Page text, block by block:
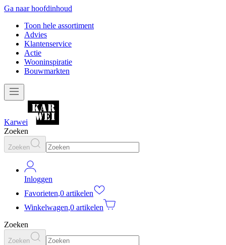
Ga naar hoofdinhoud
Toon hele assortiment
Advies
Klantenservice
Actie
Wooninspiratie
Bouwmarkten
Karwei
Zoeken
Zoeken
Inloggen
Favorieten,0 artikelen
Winkelwagen,0 artikelen
Zoeken
Zoeken